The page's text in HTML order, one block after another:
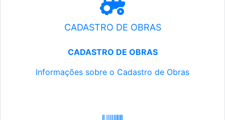
CADASTRO DE OBRAS
CADASTRO DE OBRAS
Informações sobre o Cadastro de Obras